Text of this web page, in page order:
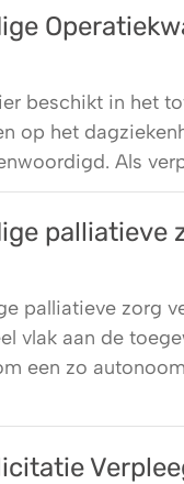
beschikt in het
op het
Als
palliatieve
palliatieve zorg
vlak aan de
een zo